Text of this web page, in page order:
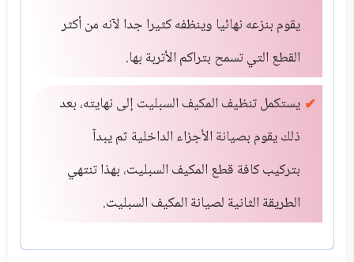
يقوم بنزعه نهائيا وينظفه كثيرا جدا لآنه من أكثر
القطع التي تسمح بتراكم الأتربة بها.
يستكمل تنظيف المكيف السبليت إلى نهايته، بعد
ذلك يقوم بصيانة الأجزاء الداخلية ثم يبدآ
بتركيب كافة قطع المكيف السبليت، بهذا تنتهي
الطريقة الثانية لصيانة المكيف السبليت.